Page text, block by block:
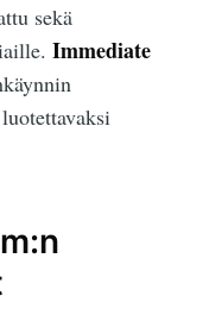
sekä
Immediate